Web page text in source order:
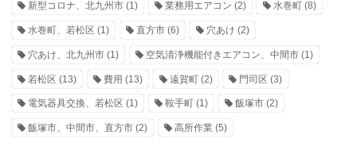
新型コロナ、北九州市 (1) 業務用エアコン (2) 水巻町(8)
水巻町、若松区 (1) 直方市(6) 穴あけ (2)
穴あけ、北九州市 (1) 空気清浄機能付きエアコン、中間市(1)
若松区 (13) 費用 (13) 遠賀町(2) 門司区 (3)
電気器具交換、若松区 (1) 鞍手町(1) 飯塚市(2)
飯塚市、中間市、直方市 (2) 高所作業(5)